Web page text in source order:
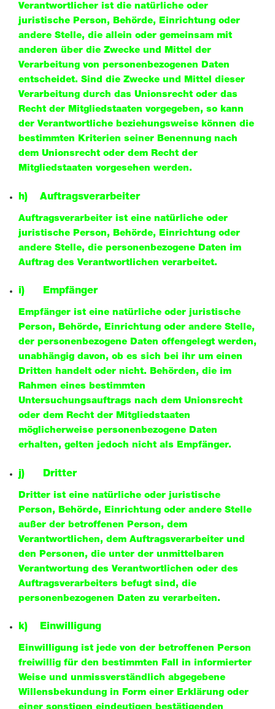
Verantwortlicher ist die natürliche oder
juristische Person, Behörde, Einrichtung oder
andere Stelle, die allein oder gemeinsam mit
anderen über die Zwecke und Mittel der
Verarbeitung von personenbezogenen Daten
entscheidet. Sind die Zwecke und Mittel dieser
Verarbeitung durch das Unionsrecht oder das
Recht der Mitgliedstaaten vorgegeben, so kann
der Verantwortliche beziehungsweise können die
bestimmten Kriterien seiner Benennung nach
dem Unionsrecht oder dem Recht der
Mitgliedstaaten vorgesehen werden.
h) Auftragsverarbeiter
Auftragsverarbeiter ist eine natürliche oder
juristische Person, Behörde, Einrichtung oder
andere Stelle, die personenbezogene Daten im
Auftrag des Verantwortlichen verarbeitet.
i) Empfänger
Empfänger ist eine natürliche oder juristische
Person, Behörde, Einrichtung oder andere Stelle,
der personenbezogene Daten offengelegt werden,
unabhängig davon, ob es sich bei ihr um einen
Dritten handelt oder nicht. Behörden, die im
Rahmen eines bestimmten
Untersuchungsauftrags nach dem Unionsrecht
oder dem Recht der Mitgliedstaaten
möglicherweise personenbezogene Daten
erhalten, gelten jedoch nicht als Empfänger.
j) Dritter
Dritter ist eine natürliche oder juristische
Person, Behörde, Einrichtung oder andere Stelle
außer der betroffenen Person, dem
Verantwortlichen, dem Auftragsverarbeiter und
den Personen, die unter der unmittelbaren
Verantwortung des Verantwortlichen oder des
Auftragsverarbeiters befugt sind, die
personenbezogenen Daten zu verarbeiten.
k) Einwilligung
Einwilligung ist jede von der betroffenen Person
freiwillig für den bestimmten Fall in informierter
Weise und unmissverständlich abgegebene
Willensbekundung in Form einer Erklärung oder